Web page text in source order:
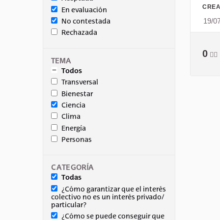
En evaluación
No contestada
Rechazada
TEMA
Todos
Transversal
Bienestar
Ciencia
Clima
Energía
Personas
CATEGORÍA
Todas
¿Cómo garantizar que el interés
colectivo no es un interés privado/
particular?
¿Cómo se puede conseguir que
19/
0 👍🏽